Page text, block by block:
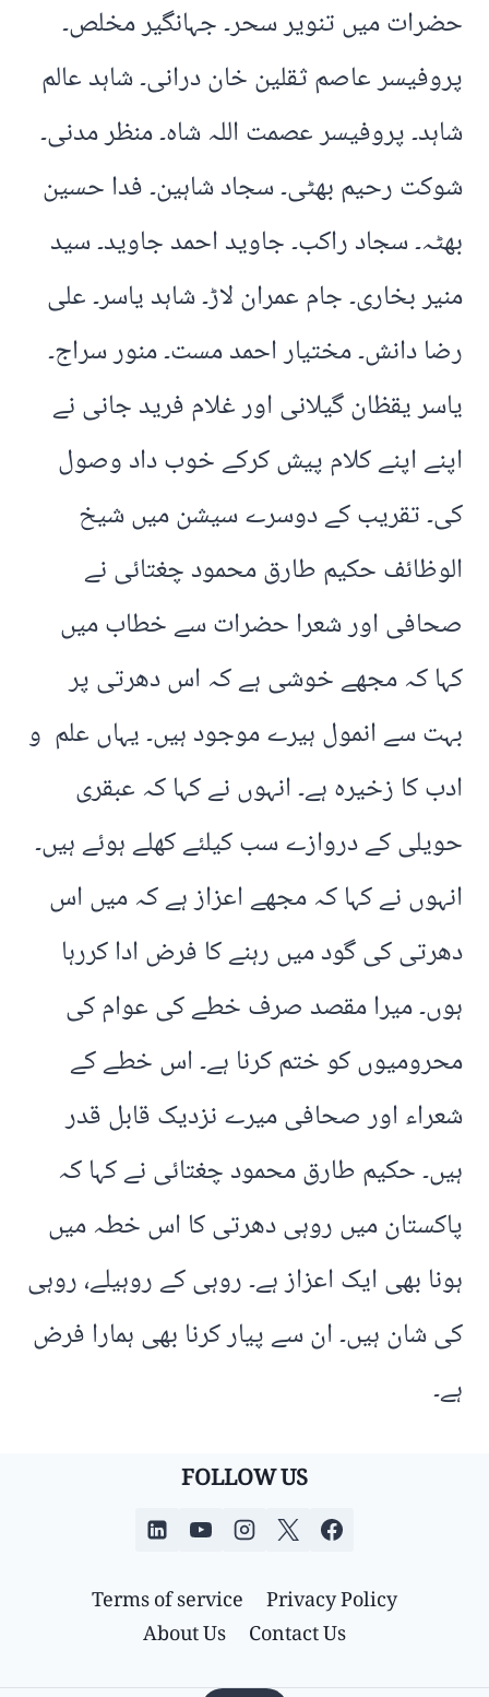
حضرات میں تنویر سحر۔ جہانگیر مخلص۔
پروفیسر عاصم ثقلین خان درانی۔ شاہد عالم
شاہد۔ پروفیسر عصمت اللہ شاہ۔ منظر مدنی۔
شوکت رحیم بھٹی۔ سجاد شاہین۔ فدا حسین
بھٹہ۔ سجاد راکب۔ جاوید احمد جاوید۔ سید
منیر بخاری۔ جام عمران لاڑ۔ شاہد یاسر۔ علی
رضا دانش۔ مختیار احمد مست۔ منور سراج۔
یاسر یقظان گیلانی اور غلام فرید جانی نے
اپنے اپنے کلام پیش کرکے خوب داد وصول
کی۔ تقریب کے دوسرے سیشن میں شیخ
الوظائف حکیم طارق محمود چغتائی نے
صحافی اور شعرا حضرات سے خطاب میں
کہا کہ مجھے خوشی ہے کہ اس دھرتی پر
بہت سے انمول ہیرے موجود ہیں۔ یہاں علم و
ادب کا زخیرہ ہے۔ انہوں نے کہا کہ عبقری
حویلی کے دروازے سب کیلئے کھلے ہوئے ہیں۔
انہوں نے کہا کہ مجھے اعزاز ہے کہ میں اس
دھرتی کی گود میں رہنے کا فرض ادا کررہا
ہوں۔ میرا مقصد صرف خطے کی عوام کی
محرومیوں کو ختم کرنا ہے۔ اس خطے کے
شعراء اور صحافی میرے نزدیک قابل قدر
ہیں۔ حکیم طارق محمود چغتائی نے کہا کہ
پاکستان میں روہی دھرتی کا اس خطہ میں
ہونا بھی ایک اعزاز ہے۔ روہی کے روہیلے، روہی
کی شان ہیں۔ ان سے پیار کرنا بھی ہمارا فرض
ہے۔
FOLLOW US
Privacy Policy
Terms of service
Contact Us
About Us